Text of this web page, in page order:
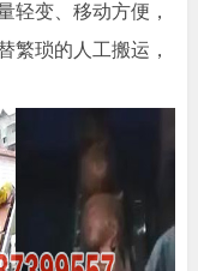
轻变、移动方便，
繁琐的人工搬运，